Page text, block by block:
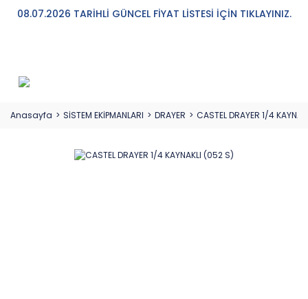
08.07.2026 TARİHLİ GÜNCEL FİYAT LİSTESİ İÇİN TIKLAYINIZ.
Anasayfa SİSTEM EKİPMANLARI DRAYER CASTEL DRAYER 1/4